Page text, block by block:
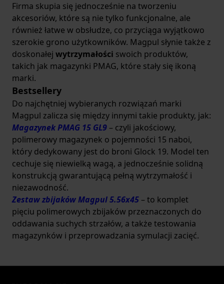
Firma skupia się jednocześnie na tworzeniu
akcesoriów, które są nie tylko funkcjonalne, ale
również łatwe w obsłudze, co przyciąga wyjątkowo
szerokie grono użytkowników. Magpul słynie także z
doskonałej wytrzymałości swoich produktów,
takich jak magazynki PMAG, które stały się ikoną
marki.
Bestsellery
Do najchętniej wybieranych rozwiązań marki
Magpul zalicza się między innymi takie produkty, jak:
Magazynek PMAG 15 GL9 – czyli jakościowy,
polimerowy magazynek o pojemności 15 naboi,
który dedykowany jest do broni Glock 19. Model ten
cechuje się niewielką wagą, a jednocześnie solidną
konstrukcją gwarantującą pełną wytrzymałość i
niezawodność.
Zestaw zbijaków Magpul 5.56x45 – to komplet
pięciu polimerowych zbijaków przeznaczonych do
oddawania suchych strzałów, a także testowania
magazynków i przeprowadzania symulacji zacięć.